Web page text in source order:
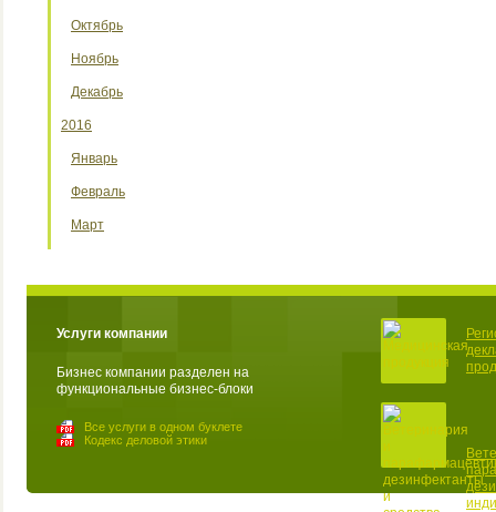
Октябрь
Ноябрь
Декабрь
2016
Январь
Февраль
Март
Услуги компании
Бизнес компании разделен на
функциональные бизнес-блоки
Все услуги в одном буклете
Кодекс деловой этики